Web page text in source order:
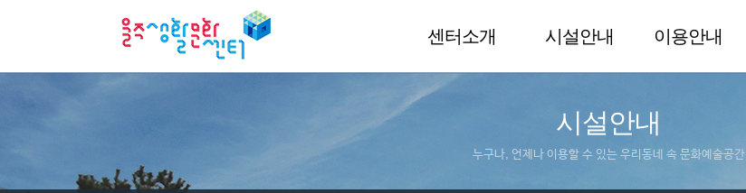
센터소개 시설안내 이용안내
시설안내
누구나, 언제나 이용할 수 있는 우리동네 속 문화예술공간